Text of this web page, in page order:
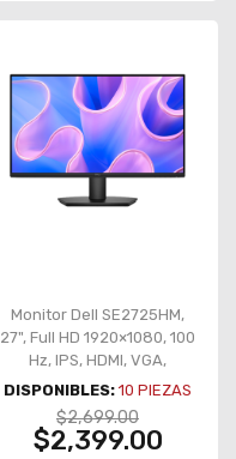
Monitor Dell SE2725HM,
27", Full HD 1920×1080, 100
Hz, IPS, HDMI, VGA,
garantía 3 años –
SE2725HM
DISPONIBLES: 10 PIEZAS
$2,699.00
$2,399.00